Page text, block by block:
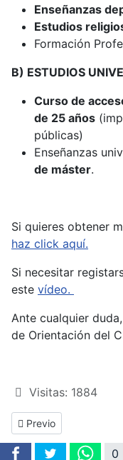
Enseñanzas
Estudios
Formación
B) ESTUDIOS
Curso de
de 25 años
públicas)
Enseñanzas
de máster.
Si quieres obtener
haz click aquí.
Si necesitar
este vídeo.
Ante cualquier
de Orientación del
0
Visitas: 1884
Previous article:
Previo